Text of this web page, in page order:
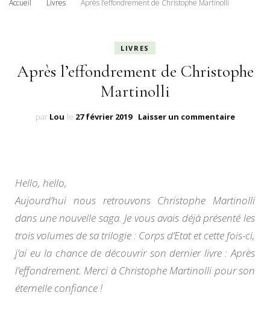
Accueil Livres Après l’effondrement de Christophe Martinolli
LIVRES
Après l’effondrement de Christophe
Martinolli
par Lou le 27 février 2019 Laisser un commentairesur
Hello, hello,
Aujourd’hui nous retrouvons Christophe Martinolli
dans une nouvelle saga. Je vous avais déjà présenté les
trois volumes de sa trilogie : Corps d’Etat et cette fois-ci,
j’ai eu la chance de découvrir son dernier livre : Après
l’effondrement. Merci à Christophe Martinolli pour son
éternelle confiance !